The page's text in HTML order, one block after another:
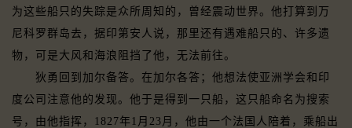
为这些船只的失踪是众所周知的，曾经震动世界。他打算到万
尼科罗群岛去，据印第安人说，那里还有遇难船只的、许多遗
物，可是大风和海浪阻挡了他，无法前往。
狄勇回到加尔备答。在加尔各答；他想法使亚洲学会和印
度公司注意他的发现。他于是得到一只船，这只船命名为搜索
号，由他指挥，1827年1月23月，他由一个法国人陪着，乘船出